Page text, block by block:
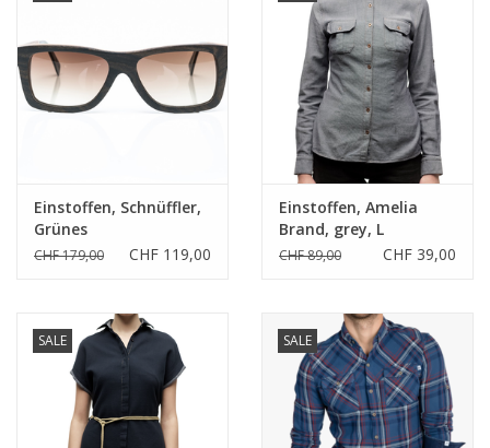
Einstoffen, Schnüffler,
Grünes
Eben/Zebranoholz
CHF 179,00 CHF 119,00
Einstoffen, Amelia
Brand, grey, L
CHF 89,00 CHF 39,00
SALE SALE